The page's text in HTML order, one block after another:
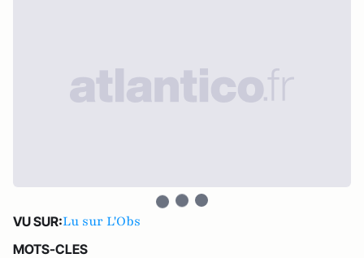
VU SUR:Lu sur L'Obs
MOTS-CLES